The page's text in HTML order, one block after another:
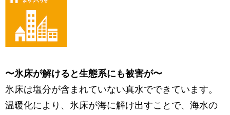
〜氷床が解けると生態系にも被害が〜
氷床は塩分が含まれていない真水でできています。
温暖化により、氷床が海に解け出すことで、海水の